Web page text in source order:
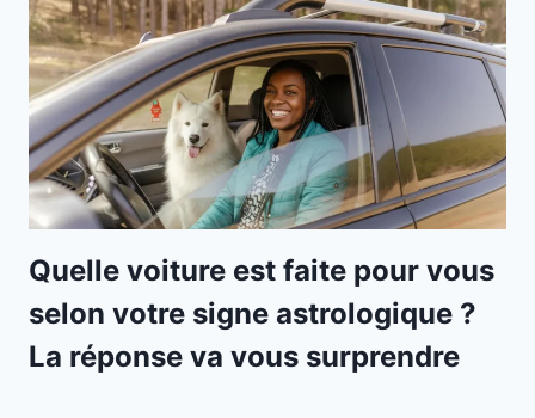
Quelle voiture est faite pour vous
selon votre signe astrologique ?
La réponse va vous surprendre